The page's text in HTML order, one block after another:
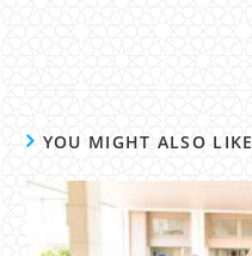
YOU MIGHT ALSO LIKE